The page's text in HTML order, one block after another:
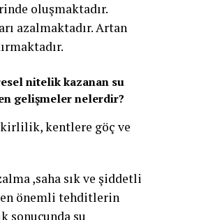
oluşmaktadır.
azalmaktadır. Artan
nitelik kazanan su
gelişmeler nelerdir?
kentlere göç ve
,saha sık ve şiddetli
en önemli tehditlerin
sonucunda su